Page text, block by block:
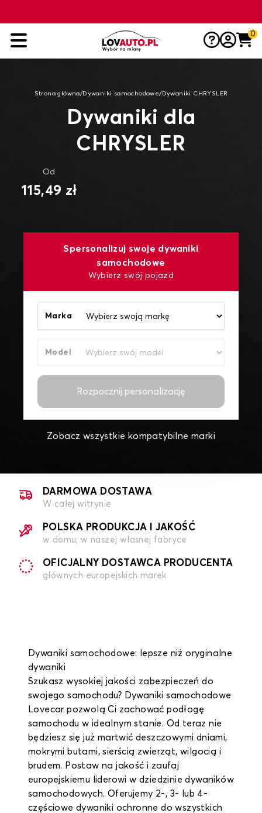
0
Strona główna/ Dywaniki samochodowe/ Dywaniki CHRYSLER
Dywaniki dla
CHRYSLER
Od
115,49 zł
Spersonalizuj swoje dywaniki
samochodowe
Wybierz swój pojazd
Marka
Model
Rozpocznij personalizację
Zobacz wszystkie kompatybilne marki
DARMOWA DOSTAWA
W całej witrynie
POLSKA PRODUKCJA I JAKOŚĆ
w domu, w naszej własnej fabryce
OFICJALNY DOSTAWCA PRODUCENTA
głównych europejskich marek
Dywaniki samochodowe: lepsze niż oryginalne
dywaniki
Szukasz wysokiej jakości zabezpieczeń do
swojego samochodu? Dywaniki samochodowe
Lovecar pozwolą Ci zachować podłogę
samochodu w idealnym stanie. Od teraz nie
będziesz się już martwić deszczowymi dniami,
mokrymi butami, sierścią zwierząt, wilgocią i
brudem. Postaw na jakość i zaufaj
europejskiemu liderowi w dziedzinie dywaników
samochodowych. Oferujemy 2-, 3- lub 4-
częściowe dywaniki ochronne do wszystkich